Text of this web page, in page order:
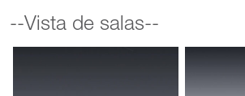
--Vista de salas--